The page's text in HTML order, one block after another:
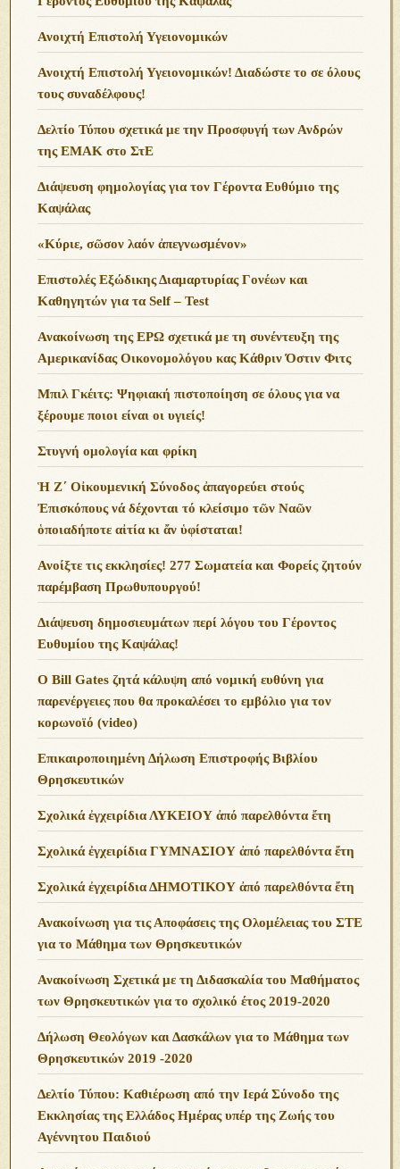
Ανοιχτή Επιστολή Υγειονομικών
Ανοιχτή Επιστολή Υγειονομικών! Διαδώστε το σε όλους
τους συναδέλφους!
Δελτίο Τύπου σχετικά με την Προσφυγή των Ανδρών
της ΕΜΑΚ στο ΣτΕ
Διάψευση φημολογίας για τον Γέροντα Ευθύμιο της
Καψάλας
«Κύριε, σῶσον λαόν ἀπεγνωσμένον»
Επιστολές Εξώδικης Διαμαρτυρίας Γονέων και
Καθηγητών για τα Self – Test
Ανακοίνωση της ΕΡΩ σχετικά με τη συνέντευξη της
Αμερικανίδας Οικονομολόγου κας Κάθριν Όστιν Φιτς
Μπιλ Γκέιτς: Ψηφιακή πιστοποίηση σε όλους για να
ξέρουμε ποιοι είναι οι υγιείς!
Στυγνή ομολογία και φρίκη
Ἡ Ζ΄ Οἰκουμενική Σύνοδος ἀπαγορεύει στούς
Ἐπισκόπους νά δέχονται τό κλείσιμο τῶν Ναῶν
ὁποιαδήποτε αἰτία κι ἄν ὑφίσταται!
Ανoίξτε τις εκκλησίες! 277 Σωματεία και Φορείς ζητούν
παρέμβαση Πρωθυπουργού!
Διάψευση δημοσιευμάτων περί λόγου του Γέροντος
Ευθυμίου της Καψάλας!
O Bill Gates ζητά κάλυψη από νομική ευθύνη για
παρενέργειες που θα προκαλέσει το εμβόλιο για τον
κορωνοϊό (video)
Επικαιροποιημένη Δήλωση Επιστροφής Βιβλίου
Θρησκευτικών
Σχολικά ἐγχειρίδια ΛΥΚΕΙΟΥ ἀπό παρελθόντα ἔτη
Σχολικά ἐγχειρίδια ΓΥΜΝΑΣΙΟΥ ἀπό παρελθόντα ἔτη
Σχολικά ἐγχειρίδια ΔΗΜΟΤΙΚΟΥ ἀπό παρελθόντα ἔτη
Ανακοίνωση για τις Αποφάσεις της Ολομέλειας του ΣΤΕ
για το Μάθημα των Θρησκευτικών
Ανακοίνωση Σχετικά με τη Διδασκαλία του Μαθήματος
των Θρησκευτικών για το σχολικό έτος 2019-2020
Δήλωση Θεολόγων και Δασκάλων για το Μάθημα των
Θρησκευτικών 2019 -2020
Δελτίο Τύπου: Καθιέρωση από την Ιερά Σύνοδο της
Εκκλησίας της Ελλάδος Ημέρας υπέρ της Ζωής του
Αγέννητου Παιδιού